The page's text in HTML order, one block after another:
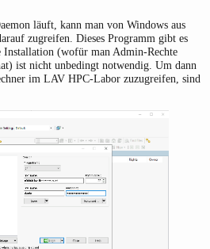
läuft, kann man von Windows aus
zugreifen. Dieses Programm gibt es
Installation (wofür man Admin-Rechte
ist nicht unbedingt notwendig. Um dann
im LAV HPC-Labor zuzugreifen, sind